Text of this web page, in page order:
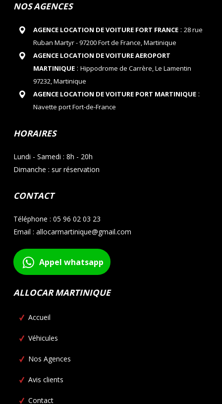
NOS AGENCES
AGENCE LOCATION DE VOITURE FORT FRANCE: 28 rue
Ruban Martyr - 97200 Fort de France, Martinique
AGENCE LOCATION DE VOITURE AEROPORT
MARTINIQUE: Hippodrome de Carrère, Le Lamentin
97232, Martinique
AGENCE LOCATION DE VOITURE PORT MARTINIQUE:
Navette port Fort-de-France
HORAIRES
Lundi - Samedi : 8h - 20h
Dimanche : sur réservation
CONTACT
Téléphone : 05 96 02 03 23
Email : allocarmartinique@gmail.com
Appel whatsapp
ALLOCAR MARTINIQUE
Accueil
Véhicules
Nos Agences
Avis clients
Contact